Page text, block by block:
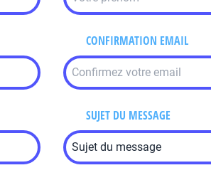
CONFIRMATION EMAIL
SUJET DU MESSAGE